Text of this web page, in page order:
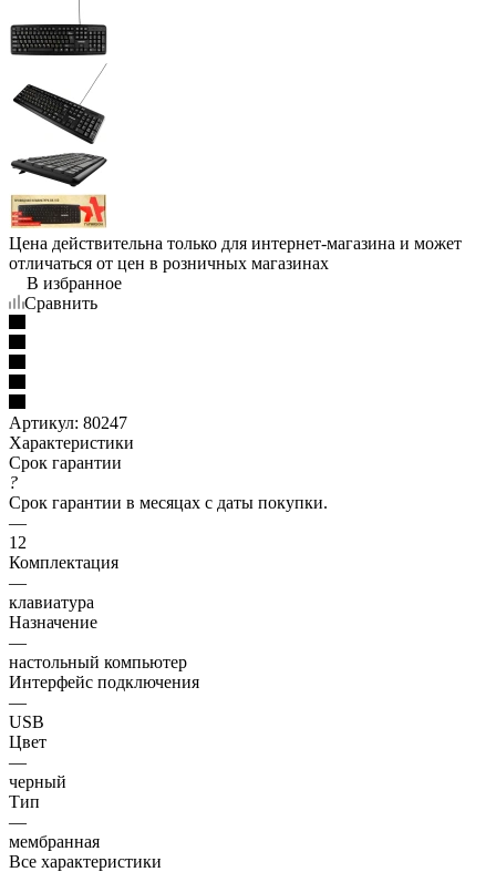
Цена действительна только для интернет-магазина и может
отличаться от цен в розничных магазинах
В избранное
Сравнить
Артикул: 80247
Характеристики
Срок гарантии
?
Срок гарантии в месяцах с даты покупки.
—
12
Комплектация
—
клавиатура
Назначение
—
настольный компьютер
Интерфейс подключения
—
USB
Цвет
—
черный
Тип
—
мембранная
Все характеристики